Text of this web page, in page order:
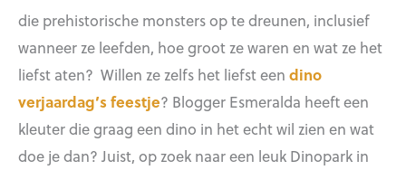
die prehistorische monsters op te dreunen, inclusief
wanneer ze leefden, hoe groot ze waren en wat ze het
liefst aten? Willen ze zelfs het liefst een dino
verjaardag’s feestje? Blogger Esmeralda heeft een
kleuter die graag een dino in het echt wil zien en wat
doe je dan? Juist, op zoek naar een leuk Dinopark in